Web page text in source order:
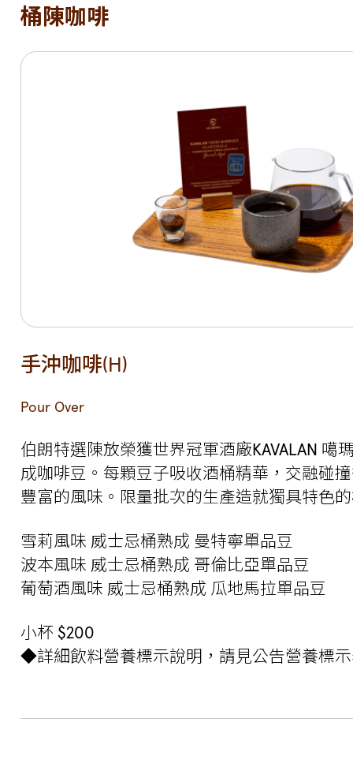
桶陳咖啡
手沖咖啡(H)
Pour Over
伯朗特選陳放榮獲世界冠軍酒廠KAVALAN 噶
成咖啡豆。每顆豆子吸收酒桶精華，交融碰
豐富的風味。限量批次的生產造就獨具特色
雪莉風味 威士忌桶熟成 曼特寧單品豆
波本風味 威士忌桶熟成 哥倫比亞單品豆
葡萄酒風味 威士忌桶熟成 瓜地馬拉單品豆
小杯 $200
◆詳細飲料營養標示說明，請見公告營養標